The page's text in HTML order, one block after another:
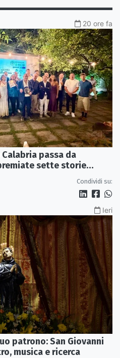
20 ore fa
passa da
sette storie
Condividi su:
Ieri
patrono: San Giovanni
musica e ricerca